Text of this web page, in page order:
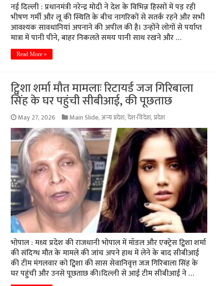
नई दिल्ली : प्रधानमंत्री नरेन्द्र मोदी ने देश के विभिन्न हिस्सों में पड़ रही
भीषण गर्मी और लू की स्थिति के बीच नागरिकों से सतर्क रहने और सभी
आवश्यक सावधानियां अपनाने की अपील की है। उन्होंने लोगों से पर्याप्त
मात्रा में पानी पीने, बाहर निकलते समय पानी साथ रखने और …
Read More »
ट्विशा शर्मा मौत मामलाः रिटायर्ड जज गिरिबाला
सिंह के घर पहुंची सीबीआई, की पूछताछ
May 27, 2026 Main Slide,अन्य प्रदेश,देश-विदेश,प्रदेश
भोपाल : मध्य प्रदेश की राजधानी भोपाल में मॉडल और एक्ट्रेस ट्विशा शर्मा
की संदिग्ध मौत के मामले की जांच अपने हाथ में लेने के बाद सीबीआई
की टीम मंगलवार को ट्विशा की सास सेवानिवृत्त जज गिरिबाला सिंह के
घर पहुंची और उनसे पूछताछ की।दिल्ली से आई टीम सीबीआई ने …